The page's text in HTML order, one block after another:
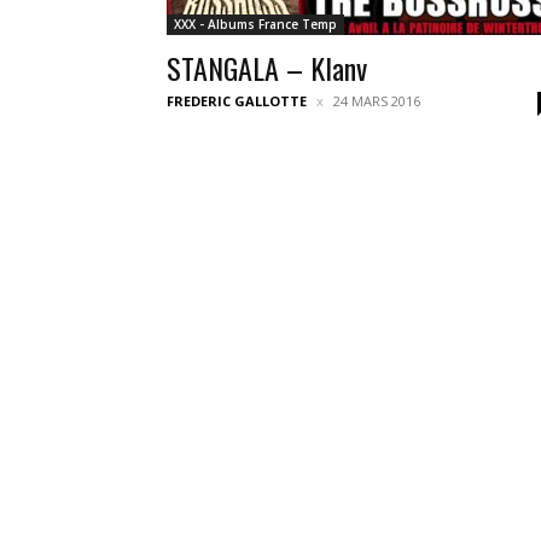
XXX - Albums France Temp
STANGALA – Klanv
FREDERIC GALLOTTE 24 MARS 2016